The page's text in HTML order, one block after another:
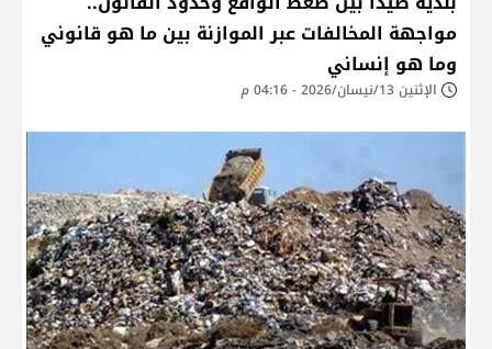
مواجهة المخالفات عبر الموازنة بين ما هو قانوني
وما هو إنساني
الإثنين 13/نيسان/2026 - 04:16 م